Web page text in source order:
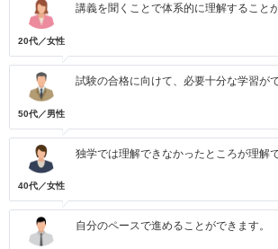
20代／女性
講義を聞くことで体系的に理解すること
50代／男性
試験の合格に向けて、必要十分な学習がで
40代／女性
独学では理解できなかったところが理解で
自分のペースで進めることができます。